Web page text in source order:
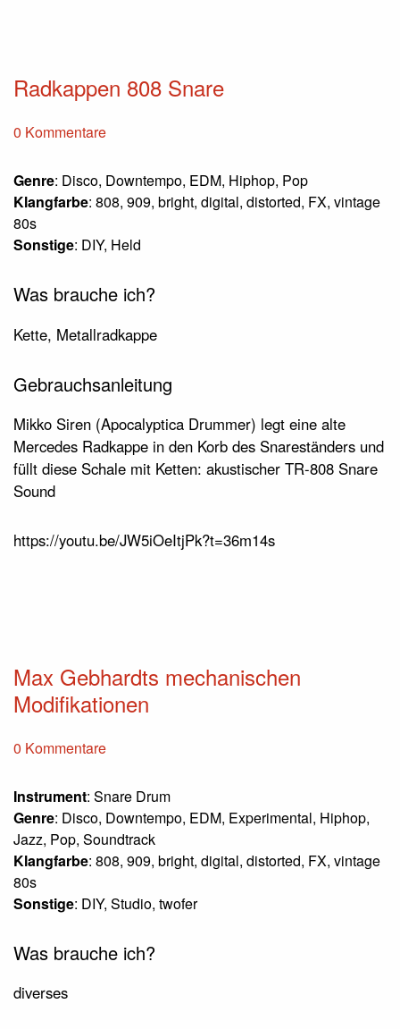
Radkappen 808 Snare
0 Kommentare
Genre: Disco, Downtempo, EDM, Hiphop, Pop
Klangfarbe: 808, 909, bright, digital, distorted, FX, vintage
80s
Sonstige: DIY, Held
Was brauche ich?
Kette, Metallradkappe
Gebrauchsanleitung
Mikko Siren (Apocalyptica Drummer) legt eine alte
Mercedes Radkappe in den Korb des Snareständers und
füllt diese Schale mit Ketten: akustischer TR-808 Snare
Sound
https://youtu.be/JW5iOeItjPk?t=36m14s
Max Gebhardts mechanischen
Modifikationen
0 Kommentare
Instrument: Snare Drum
Genre: Disco, Downtempo, EDM, Experimental, Hiphop,
Jazz, Pop, Soundtrack
Klangfarbe: 808, 909, bright, digital, distorted, FX, vintage
80s
Sonstige: DIY, Studio, twofer
Was brauche ich?
diverses